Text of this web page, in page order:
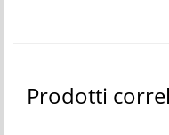
Prodotti